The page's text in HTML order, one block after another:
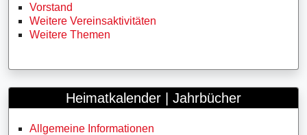
Vorstand
Weitere Vereinsaktivitäten
Weitere Themen
Heimatkalender | Jahrbücher
Allgemeine Informationen